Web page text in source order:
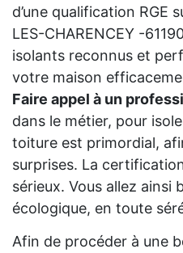
d’une qualification RGE
LES-CHARENCEY -
isolants reconnus et
votre maison
Faire appel à un
dans le métier, pour
toiture est primordial,
surprises. La
sérieux. Vous allez ainsi
écologique, en toute
Afin de procéder à une